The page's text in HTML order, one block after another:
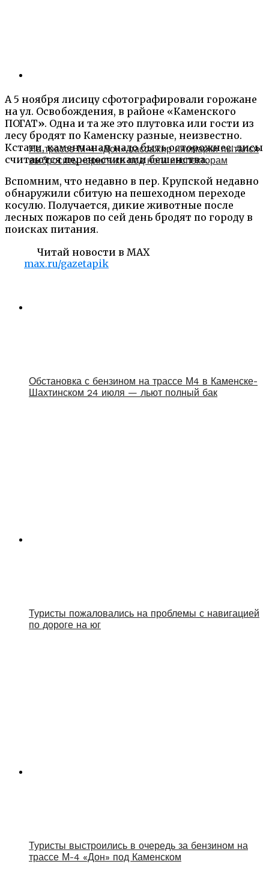
А 5 ноября лисицу сфотографировали горожане
на ул. Освобождения, в районе «Каменского
ПОГАТ». Одна и та же это плутовка или гости из
лесу бродят по Каменску разные, неизвестно.
Кстати, каменчанам надо быть осторожнее: лисы
считаются переносчиками бешенства.
Вспомним, что недавно в пер. Крупской недавно
обнаружили сбитую на пешеходном переходе
косулю. Получается, дикие животные после
лесных пожаров по сей день бродят по городу в
поисках питания.
Читай новости в MAX
max.ru/gazetapik
На трассе М-4 «Дон» пассажир иномарки пытался
выбросить наркотики под ноги инспекторам
Обстановка с бензином на трассе М4 в Каменске-
Шахтинском 24 июля — льют полный бак
Туристы пожаловались на проблемы с навигацией
по дороге на юг
Туристы выстроились в очередь за бензином на
трассе М-4 «Дон» под Каменском